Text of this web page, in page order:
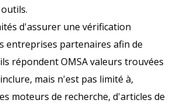
d'assurer une vérification
entreprises partenaires afin de
répondent OMSA valeurs trouvées
mais n'est pas limité à,
moteurs de recherche, d'articles de